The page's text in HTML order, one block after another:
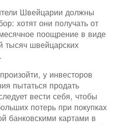
Швейцарии должны
хотят они получать от
поощрение в виде
тысяч швейцарских
у инвесторов
пытаться продать
вести себя, чтобы
потерь при покупках
банковскими картами в